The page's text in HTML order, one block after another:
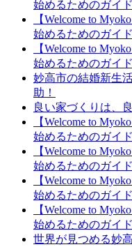
始めるためのガイ
【Welcome to
始めるためのガイ
【Welcome to
始めるためのガイ
妙高市の結婚新生
助！
良い家づくりは、
【Welcome to
始めるためのガイ
【Welcome to
始めるためのガイ
【Welcome to
始めるためのガイ
【Welcome to
始めるためのガイ
世界が見つめる妙